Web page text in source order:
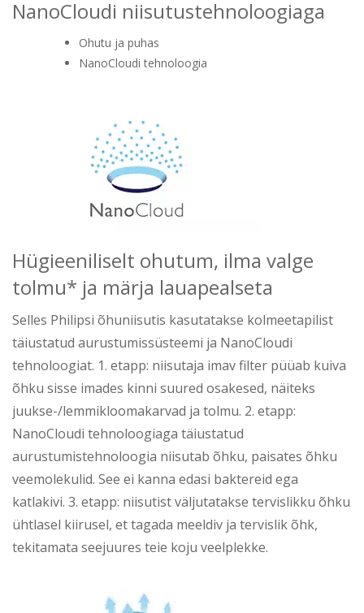
NanoCloudi niisutustehnoloogiaga
Ohutu ja puhas
NanoCloudi tehnoloogia
Hügieeniliselt ohutum, ilma valge
tolmu* ja märja lauapealseta
Selles Philipsi õhuniisutis kasutatakse kolmeetapilist
täiustatud aurustumissüsteemi ja NanoCloudi
tehnoloogiat. 1. etapp: niisutaja imav filter püüab kuiva
õhku sisse imades kinni suured osakesed, näiteks
juukse-/lemmikloomakarvad ja tolmu. 2. etapp:
NanoCloudi tehnoloogiaga täiustatud
aurustumistehnoloogia niisutab õhku, paisates õhku
veemolekulid. See ei kanna edasi baktereid ega
katlakivi. 3. etapp: niisutist väljutatakse tervislikku õhku
ühtlasel kiirusel, et tagada meeldiv ja tervislik õhk,
tekitamata seejuures teie koju veelplekke.